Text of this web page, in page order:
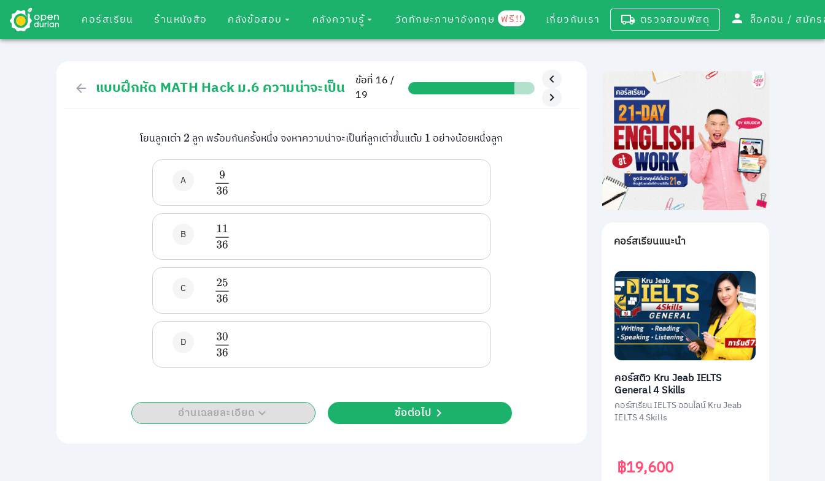
คอร์สเรียน ร้านหนังสือ คลังข้อสอบ คลังความรู้ วัดทักษะภาษาอังกฤษ ฟรี!! เกี่ยวกับเรา ตรวจสอบพัสดุ ล็อคอิน /
แบบฝึกหัด MATH Hack ม.6 ความน่าจะเป็น
ข้อที่ 16 /
19
โยนลูกเต๋า 2 ลูก พร้อมกันครั้งหนึ่ง จงหาความน่าจะเป็นที่ลูกเต๋าขึ้นแต้ม 1 อย่างน้อยหนึ่งลูก
A 936
B 1136
C 2536
D 3036
อ่านเฉลยละเอียด ข้อต่อไป
คอร์สเรียนแนะนำ
คอร์สติว Kru Jeab IELTS
General 4 Skills
คอร์สเรียน IELTS ออนไลน์ Kru Jeab
IELTS 4 Skills
฿19,600